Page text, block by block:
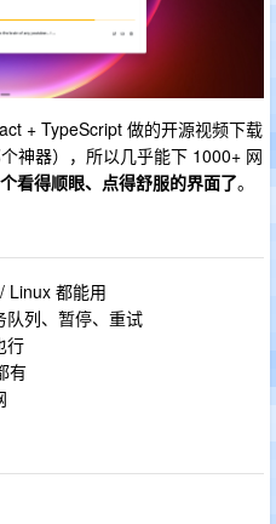
+ TypeScript 做的开源视频下载
神器），所以几乎能下 1000+ 网
看得顺眼、点得舒服的界面了。
Linux 都能用
队列、暂停、重试
行
有